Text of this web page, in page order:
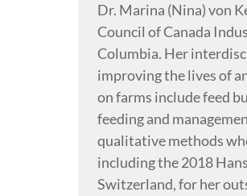
Dr. Marina (Nina) von
Council of Canada
Columbia. Her
improving the lives of
on farms include feed
feeding and
qualitative methods
including the 2018
Switzerland, for her